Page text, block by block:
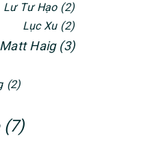
Lư Tư Hạo (2)
Lục Xu (2)
Matt Haig (3)
(2)
(7)